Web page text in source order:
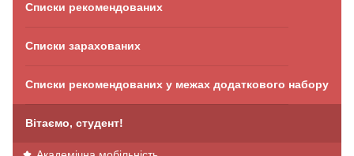
Списки рекомендованих
Списки зарахованих
Списки рекомендованих у межах додаткового набору
Вітаємо, студент!